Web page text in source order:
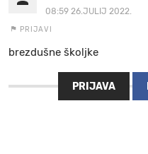
08:59 26.JULIJ 2022.
PRIJAVI
brezdušne školjke
PRIJAVA